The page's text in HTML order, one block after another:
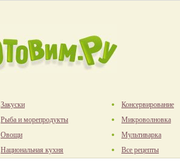
Закуски
Рыба и морепродукты
Овощи
Национальная кухня
Консервирование
Микроволновка
Мультиварка
Все рецепты